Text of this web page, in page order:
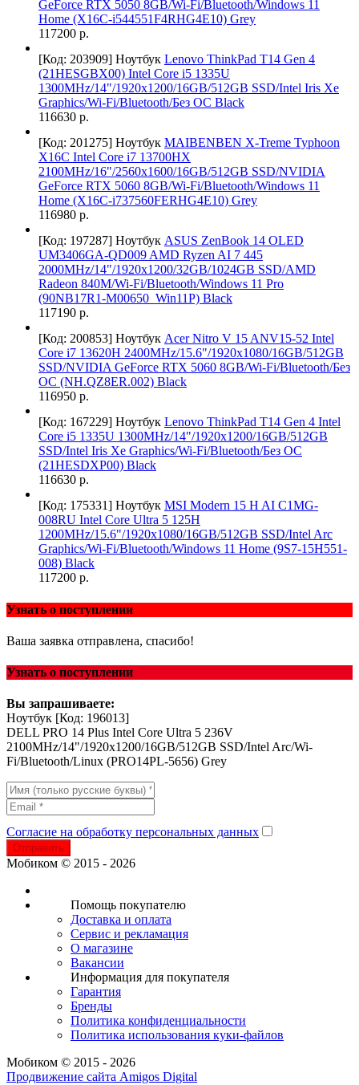
GeForce RTX 5050 8GB/Wi-Fi/Bluetooth/Windows 11
Home (X16C-i544551F4RHG4E10) Grey
117200 р.
[Код: 203909] Ноутбук Lenovo ThinkPad T14 Gen 4
(21HESGBX00) Intel Core i5 1335U
1300MHz/14"/1920x1200/16GB/512GB SSD/Intel Iris Xe
Graphics/Wi-Fi/Bluetooth/Без ОС Black
116630 р.
[Код: 201275] Ноутбук MAIBENBEN X-Treme Typhoon
X16C Intel Core i7 13700HX
2100MHz/16"/2560x1600/16GB/512GB SSD/NVIDIA
GeForce RTX 5060 8GB/Wi-Fi/Bluetooth/Windows 11
Home (X16C-i737560FERHG4E10) Grey
116980 р.
[Код: 197287] Ноутбук ASUS ZenBook 14 OLED
UM3406GA-QD009 AMD Ryzen AI 7 445
2000MHz/14"/1920х1200/32GB/1024GB SSD/AMD
Radeon 840M/Wi-Fi/Bluetooth/Windows 11 Pro
(90NB17R1-M00650_Win11P) Black
117190 р.
[Код: 200853] Ноутбук Acer Nitro V 15 ANV15-52 Intel
Core i7 13620H 2400MHz/15.6"/1920x1080/16GB/512GB
SSD/NVIDIA GeForce RTX 5060 8GB/Wi-Fi/Bluetooth/Без
ОС (NH.QZ8ER.002) Black
116950 р.
[Код: 167229] Ноутбук Lenovo ThinkPad T14 Gen 4 Intel
Core i5 1335U 1300MHz/14"/1920x1200/16GB/512GB
SSD/Intel Iris Xe Graphics/Wi-Fi/Bluetooth/Без ОС
(21HESDXP00) Black
116630 р.
[Код: 175331] Ноутбук MSI Modern 15 H AI C1MG-
008RU Intel Core Ultra 5 125H
1200MHz/15.6"/1920х1080/16GB/512GB SSD/Intel Arc
Graphics/Wi-Fi/Bluetooth/Windows 11 Home (9S7-15H551-
008) Black
117200 р.
Узнать о поступлении
Ваша заявка отправлена, спасибо!
Узнать о поступлении
Вы запрашиваете:
Ноутбук [Код: 196013]
DELL PRO 14 Plus Intel Core Ultra 5 236V
2100MHz/14"/1920x1200/16GB/512GB SSD/Intel Arc/Wi-
Fi/Bluetooth/Linux (PRO14PL-5656) Grey
Согласие на обработку персональных данных
Отправить
Мобиком © 2015 - 2026
Помощь покупателю
Доставка и оплата
Сервис и рекламация
О магазине
Вакансии
Информация для покупателя
Гарантия
Бренды
Политика конфиденциальности
Политика использования куки-файлов
Мобиком © 2015 - 2026
Продвижение сайта Amigos Digital